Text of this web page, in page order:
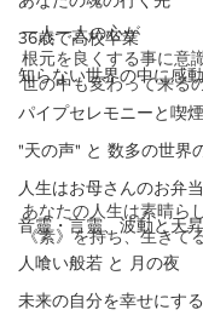
36歳で高校卒業
知らない世界の中に感
パイプセレモニーと喫
"天の声" と 数多の世界
人生はお母さんのお弁
音靈・言靈、波動と天昇
人喰い般若 と 月の夜
未来の自分を幸せにす
一人一人の心が
根元を良くする事に意
世の中も変わって来る
あなたの人生は素晴ら
《素》を持ち、生きて